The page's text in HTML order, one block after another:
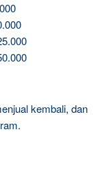
kembali, dan